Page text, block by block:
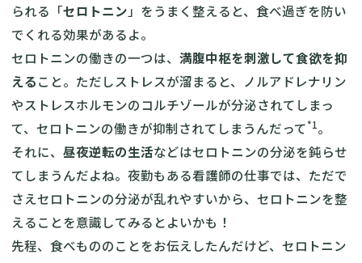
られる「セロトニン 」をうまく整えると、食べ過ぎを防い
でくれる効果があるよ。
セロトニンの働きの一つは、 満腹中枢を刺激して食欲を抑
えること。ただしストレスが溜まると、ノルアドレナリン
やストレスホルモンのコルチゾールが分泌されてしまっ
て、セロトニンの働きが抑制されてしまうんだって*1。
それに、 昼夜逆転の生活などはセロトニンの分泌を鈍らせ
てしまうんだよね。夜勤もある看護師の仕事では、ただで
さえセロトニンの分泌が乱れやすいから、セロトニンを整
えることを意識してみるとよいかも！
先程、食べもののことをお伝えしたんだけど、セロトニン